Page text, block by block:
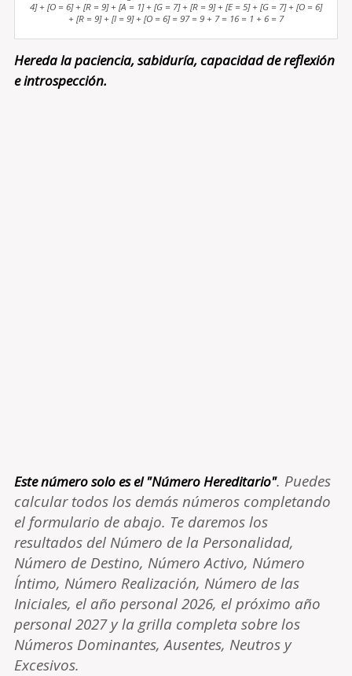
4] + [O = 6] + [R = 9] + [A = 1] + [G = 7] + [R = 9] + [E = 5] + [G = 7] + [O = 6]
+ [R = 9] + [I = 9] + [O = 6] = 97 = 9 + 7 = 16 = 1 + 6 = 7
Hereda la paciencia, sabiduría, capacidad de reflexión
e introspección.
Este número solo es el "Número Hereditario". Puedes
calcular todos los demás números completando
el formulario de abajo. Te daremos los
resultados del Número de la Personalidad,
Número de Destino, Número Activo, Número
Íntimo, Número Realización, Número de las
Iniciales, el año personal 2026, el próximo año
personal 2027 y la grilla completa sobre los
Números Dominantes, Ausentes, Neutros y
Excesivos.